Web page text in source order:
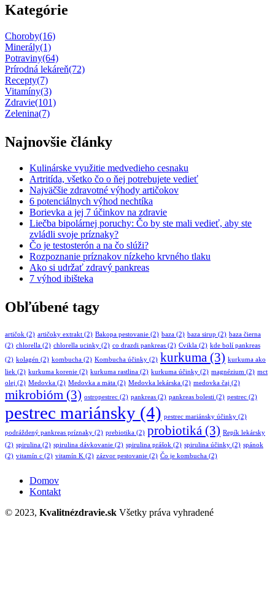
Kategórie
Choroby(16)
Minerály(1)
Potraviny(64)
Prírodná lekáreň(72)
Recepty(7)
Vitamíny(3)
Zdravie(101)
Zelenina(7)
Najnovšie články
Kulinárske využitie medvedieho cesnaku
Artritída, všetko čo o ňej potrebujete vedieť
Najväčšie zdravotné výhody artičokov
6 potenciálnych výhod nechtíka
Borievka a jej 7 účinkov na zdravie
Liečba bipolárnej poruchy: Čo by ste mali vedieť, aby ste
zvládli svoje príznaky?
Čo je testosterón a na čo slúži?
Rozpoznanie príznakov nízkeho krvného tlaku
Ako si udržať zdravý pankreas
7 výhod ibišteka
Obľúbené tagy
artičok (2) artičoky extrakt (2) Bakopa pestovanie (2) baza (2) baza sirup (2) baza čierna
(2) chlorella (2) chlorella ucinky (2) co drazdi pankreas (2) Cvikla (2) kde bolí pankreas
(2) kolagén (2) kombucha (2) Kombucha účinky (2) kurkuma (3) kurkuma ako
liek (2) kurkuma korenie (2) kurkuma rastlina (2) kurkuma účinky (2) magnézium (2) mct
olej (2) Medovka (2) Medovka a mäta (2) Medovka lekárska (2) medovka čaj (2)
mikrobióm (3) ostropestrec (2) pankreas (2) pankreas bolesti (2) pestrec (2)
pestrec mariánsky (4) pestrec mariánsky účinky (2)
podráždený pankreas príznaky (2) prebiotika (2) probiotiká (3) Repík lekársky
(2) spirulina (2) spirulina dávkovanie (2) spirulina prášok (2) spirulina účinky (2) spánok
(2) vitamín c (2) vitamín K (2) zázvor pestovanie (2) Čo je kombucha (2)
Domov
Kontakt
© 2023, Kvalitnézdravie.sk Všetky práva vyhradené